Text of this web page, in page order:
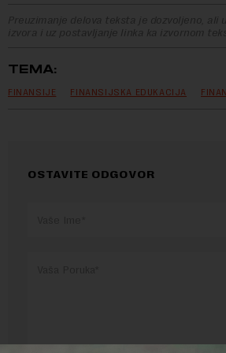
Preuzimanje delova teksta je dozvoljeno, ali
izvora i uz postavljanje linka ka izvornom
TEMA:
FINANSIJE FINANSIJSKA EDUKACIJA
OSTAVITE ODGOVOR